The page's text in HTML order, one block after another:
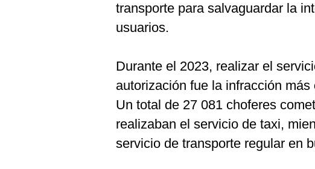
transporte para salvaguardar la
usuarios.
Durante el 2023, realizar el
autorización fue la infracción
Un total de 27 081 choferes
realizaban el servicio de taxi,
servicio de transporte regular en